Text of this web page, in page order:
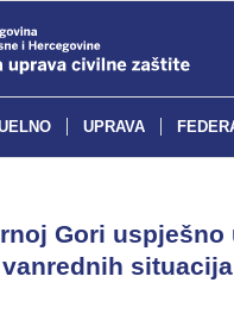
UPRAVA
Gori
situacija